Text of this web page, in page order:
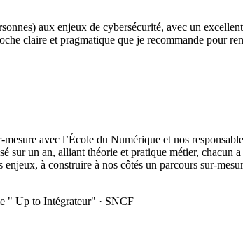
aux enjeux de cybersécurité, avec un
claire et pragmatique que je recommande pour
avec l’École du Numérique et nos
sur un an, alliant théorie et pratique métier,
à construire à nos côtés un parcours sur-
" Up to Intégrateur" · SNCF